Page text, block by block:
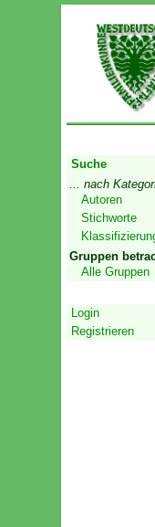
Suche
... nach
Autoren
Stichworte
Gruppen
Alle Gruppen
Login
Registrieren